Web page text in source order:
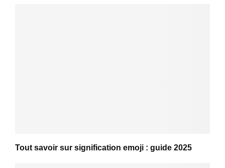
Tout savoir sur signification emoji : guide 2025